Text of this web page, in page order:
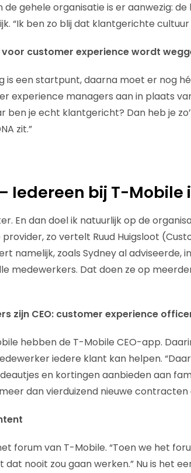
gehele organisatie is er aanwezig: de
“Ik ben zo blij dat klantgerichte
customer experience wordt
is een startpunt, daarna moet er nog
experience managers aan in plaats
ben je echt klantgericht? Dan heb je
zit.”
Iedereen bij T-Mobile
En dan doel ik natuurlijk op de
provider, zo vertelt Ruud Huigsloot
namelijk, zoals Sydney al adviseerde,
medewerkers. Dat doen ze op
zijn CEO: customer experience
hebben de T-Mobile CEO-app.
iedere klant kan helpen.
en kortingen aanbieden aan
dan vierduizend nieuwe contracten
forum van T-Mobile. “Toen we het
nooit zou gaan werken.” Nu is het